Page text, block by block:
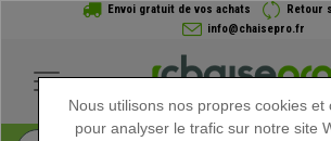
Envoi gratuit de vos achats
Retour
info@chaisepro.fr
Nous utilisons nos propres cookies et
pour analyser le trafic sur notre site